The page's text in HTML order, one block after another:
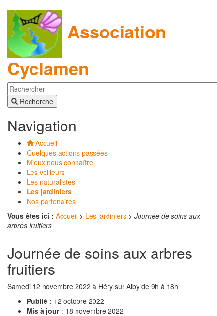
Association
Cyclamen
Recherche
Navigation
Accueil
Quelques actions passées
Mieux nous connaître
Les veilleurs
Les naturalistes
Les jardiniers
Nos partenaires
Vous êtes ici : Accueil > Les jardiniers > Journée de soins aux
arbres fruitiers
Journée de soins aux arbres
fruitiers
Samedi 12 novembre 2022 à Héry sur Alby de 9h à 18h
Publié : 12 octobre 2022
Mis à jour : 18 novembre 2022